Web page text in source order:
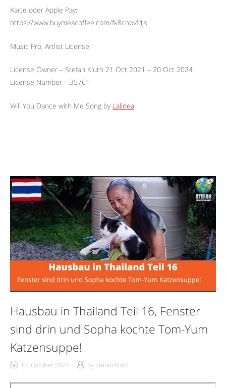
Karte oder Apple Pay:
https://www.buymeacoffee.com/fk8cnpvfdjs
Music Pro, Artlist License
License Owner – Stefan Kluth 21 Oct 2021 – 20 Oct 2024
License Number – 35761
Will You Dance with Me Song by Lalinea
Hausbau in Thailand Teil 16, Fenster
sind drin und Sopha kochte Tom-Yum
Katzensuppe!
13. Oktober 2024 by Stefan Kluth